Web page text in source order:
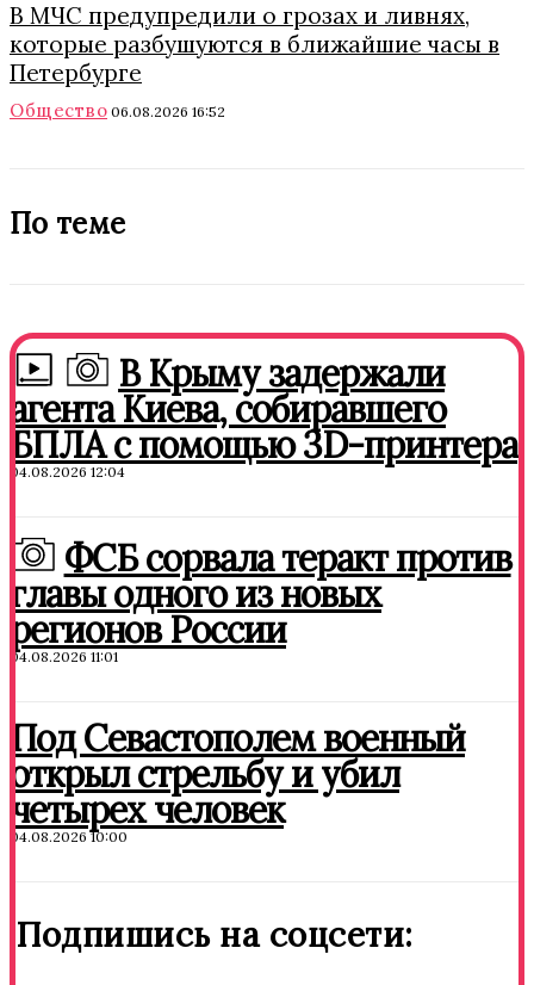
В МЧС предупредили о грозах и ливнях,
которые разбушуются в ближайшие часы в
Петербурге
Общество 06.08.2026 16:52
По теме
В Крыму задержали
агента Киева, собиравшего
БПЛА с помощью 3D-принтера
04.08.2026 12:04
ФСБ сорвала теракт против
главы одного из новых
регионов России
04.08.2026 11:01
Под Севастополем военный
открыл стрельбу и убил
четырех человек
04.08.2026 10:00
Подпишись на соцсети: